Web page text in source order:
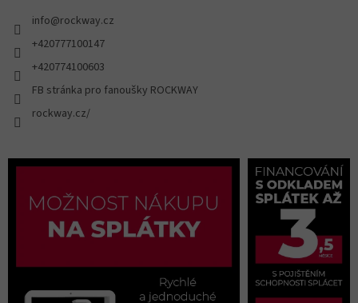
info@rockway.cz
+420777100147
+420774100603
FB stránka pro fanoušky ROCKWAY
rockway.cz/